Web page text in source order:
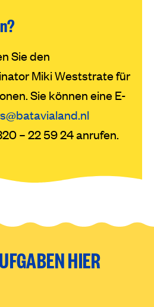
Sie den
Miki Weststrate für
Sie können eine E-
– 22 59 24 anrufen.
HIER